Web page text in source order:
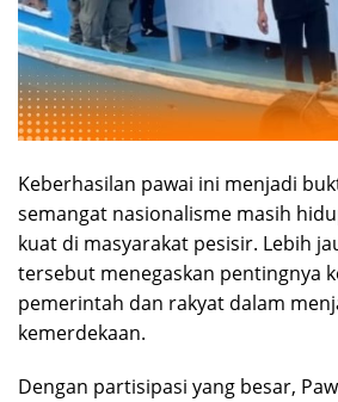
Keberhasilan pawai ini menjadi
semangat nasionalisme masih
kuat di masyarakat pesisir. Lebih
tersebut menegaskan pentingnya
pemerintah dan rakyat dalam
kemerdekaan.
Dengan partisipasi yang besar,